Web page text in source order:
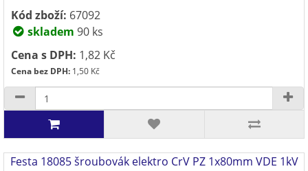
Kód zboží: 67092
skladem 90 ks
Cena s DPH: 1,82 Kč
Cena bez DPH: 1,50 Kč
Festa 18085 šroubovák elektro CrV PZ 1x80mm VDE 1kV